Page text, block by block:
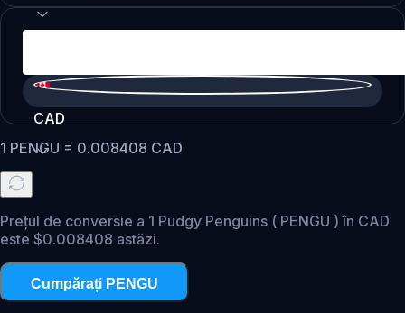
CAD
1 PENGU = 0.008408 CAD
Prețul de conversie a 1 Pudgy Penguins ( PENGU ) în CAD
este $0.008408 astăzi.
Cumpărați PENGU